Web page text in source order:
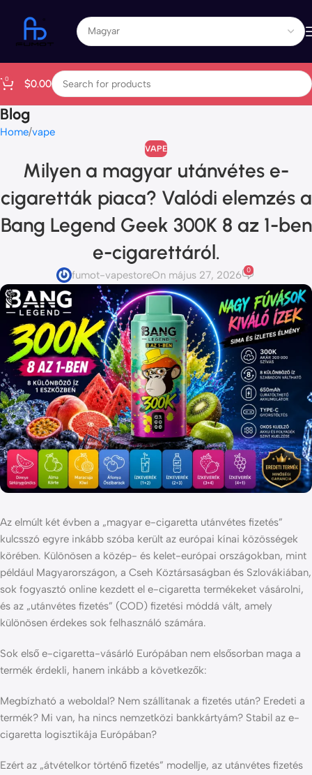
0 $0.00
Blog
Home vape
VAPE
Milyen a magyar utánvétes e-
cigaretták piaca? Valódi elemzés a
Bang Legend Geek 300K 8 az 1-ben
e-cigarettáról.
fumot-vapestoreOn május 27, 2026 0
Az elmúlt két évben a „magyar e-cigaretta utánvétes fizetés”
kulcsszó egyre inkább szóba került az európai kínai közösségek
körében. Különösen a közép- és kelet-európai országokban, mint
például Magyarországon, a Cseh Köztársaságban és Szlovákiában,
sok fogyasztó online kezdett el e-cigaretta termékeket vásárolni,
és az „utánvétes fizetés” (COD) fizetési móddá vált, amely
különösen érdekes sok felhasználó számára.
Sok első e-cigaretta-vásárló Európában nem elsősorban maga a
termék érdekli, hanem inkább a következők:
Megbízható a weboldal? Nem szállítanak a fizetés után? Eredeti a
termék? Mi van, ha nincs nemzetközi bankkártyám? Stabil az e-
cigaretta logisztikája Európában?
Ezért az „átvételkor történő fizetés” modellje, az utánvétes fizetés